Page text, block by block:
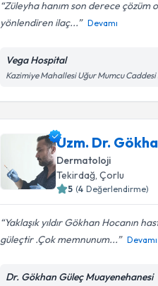
Züleyha hanım son derece çözüm
yönlendiren ilaç...
Devamı
Vega Hospital
Kazimiye Mahallesi Uğur Mumcu
Uzm. Dr.
Dermatoloji
Tekirdağ,Çorlu
5 (4 Değerlendirme)
Yaklaşık yıldır Gökhan Hocanın
güleçtir .Çok memnunum...
Devamı
Dr. Gökhan Güleç Muayenehanesi